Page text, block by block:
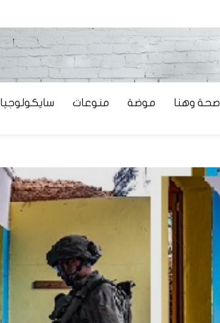
صحة وهنا موضة منوعات سايكولوجيا